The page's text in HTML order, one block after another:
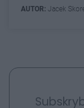
AUTOR: Jacek